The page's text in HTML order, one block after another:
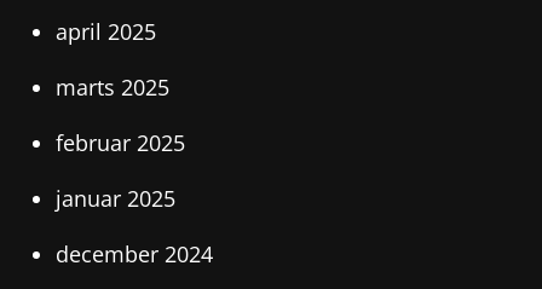
april 2025
marts 2025
februar 2025
januar 2025
december 2024